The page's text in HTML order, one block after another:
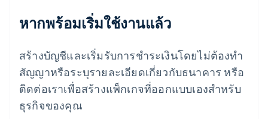
หากพร้อมเริ่มใช้งานแล้ว
สร้างบัญชีและเริ่มรับการชำระเงินโดยไม่ต้องทำ
สัญญาหรือระบุรายละเอียดเกี่ยวกับธนาคาร หรือ
ติดต่อเราเพื่อสร้างแพ็กเกจที่ออกแบบเองสำหรับ
ธุรกิจของคุณ
English
ลักเซมเบิร์ก
ลัตเวีย
English
ลิกเตนสไตน์
DeutschEnglish
ลิทัวเนีย